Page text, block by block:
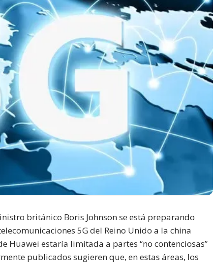
británico Boris Johnson se está preparando
5G del Reino Unido a la china
Huawei estaría limitada a partes “no contenciosas”
publicados sugieren que, en estas áreas, los